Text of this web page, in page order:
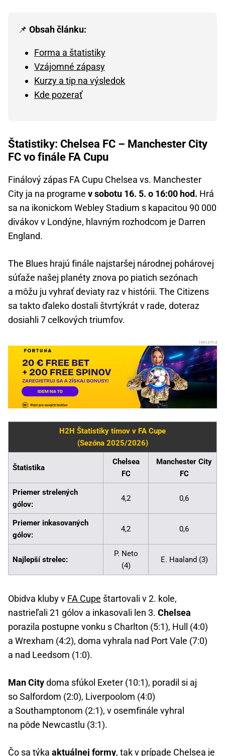
📌 Obsah článku:
Forma a štatistiky
Vzájomné zápasy
Kurzy a tip na výsledok
Kde pozerať
Štatistiky: Chelsea FC – Manchester City
FC vo finále FA Cupu
Finálový zápas FA Cupu Chelsea vs. Manchester
City ja na programe v sobotu 16. 5. o 16:00 hod. Hrá
sa na ikonickom Webley Stadium s kapacitou 90 000
divákov v Londýne, hlavným rozhodcom je Darren
England.
The Blues hrajú finále najstaršej národnej pohárovej
súťaže našej planéty znova po piatich sezónach
a môžu ju vyhrať deviaty raz v histórii. The Citizens
sa takto ďaleko dostali štvrtýkrát v rade, doteraz
dosiahli 7 celkových triumfov.
H2H Štatistiky tímov v FA Cupe
(Sezóna 2025/2026)
Štatistika
Chelsea
FC
Manchester City
FC
Priemer strelených
gólov:
4,2 0,6
Priemer inkasovaných
gólov:
4,2 0,6
Najlepší strelec:
P. Neto
(4)
E. Haaland (3)
Obidva kluby v FA Cupe štartovali v 2. kole,
nastrieľali 21 gólov a inkasovali len 3. Chelsea
porazila postupne vonku s Charlton (5:1), Hull (4:0)
a Wrexham (4:2), doma vyhrala nad Port Vale (7:0)
a nad Leedsom (1:0).
Man Citydoma sfúkol Exeter (10:1), poradil si aj
so Salfordom (2:0), Liverpoolom (4:0)
a Southamptonom (2:1), v osemfinále vyhral
na pôde Newcastlu (3:1).
Čo sa týka aktuálnej formy, tak v prípade Chelsea je